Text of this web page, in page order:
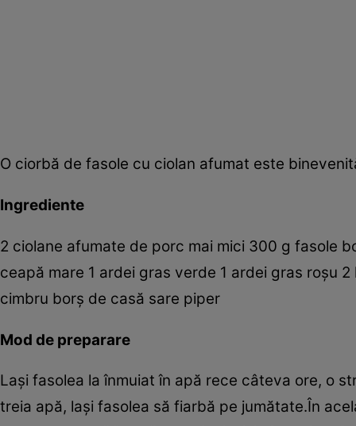
O ciorbă de fasole cu ciolan afumat este
Ingrediente
2 ciolane afumate de porc mai mici 300 g fasole
ceapă mare 1 ardei gras verde 1 ardei gras roşu
cimbru borş de casă sare piper
Mod de preparare
Laşi fasolea la înmuiat în apă rece câteva ore, o
treia apă, laşi fasolea să fiarbă pe jumătate.În